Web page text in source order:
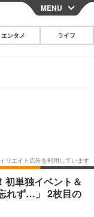
CLOSE
韓国・芸能
スポーツ
グルメ
ショッピング
MENU
エンタメ ライフ
初単独イベント＆
れず…」 2枚目の